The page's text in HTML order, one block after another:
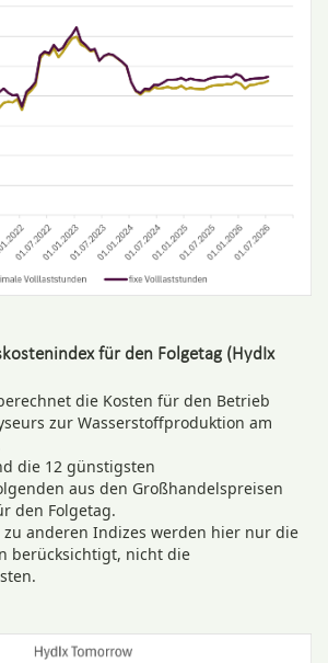
für den Folgetag (HydIx
die Kosten für den Betrieb
zur Wasserstoffproduktion am
die 12 günstigsten
aus den Großhandelspreisen
den Folgetag.
zu anderen Indizes werden hier nur die
berücksichtigt, nicht die